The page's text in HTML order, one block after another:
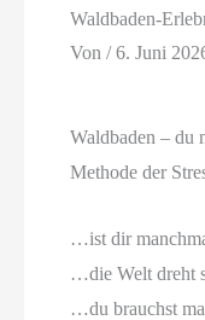
Waldbaden-
Von/6. Juni
Waldbaden – du
Methode der
…ist dir
…die Welt dreht
…du brauchst